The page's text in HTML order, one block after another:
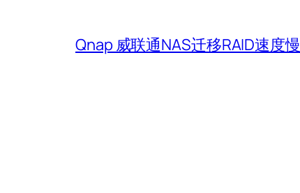
Qnap 威联通NAS迁移RAID速度慢